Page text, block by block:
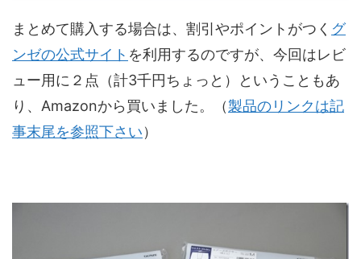
まとめて購入する場合は、割引やポイントがつく グ
ンゼの公式サイト を利用するのですが、今回はレビ
ュー用に２点（計3千円ちょっと）ということもあ
り、Amazonから買いました。（製品のリンクは記
事末尾を参照下さい）